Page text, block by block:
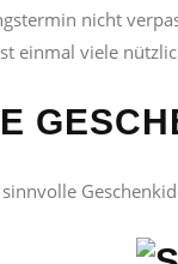
nicht
einmal viele